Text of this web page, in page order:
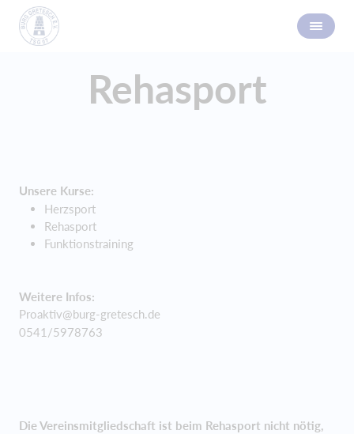
Rehasport
Unsere Kurse:
Herzsport
Rehasport
Funktionstraining
Weitere Infos:
Proaktiv@burg-gretesch.de
0541/5978763
Die Vereinsmitgliedschaft ist beim Rehasport nicht nötig,